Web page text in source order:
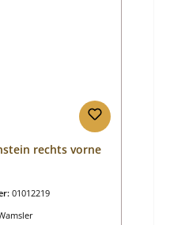
rechts vorne
01012219